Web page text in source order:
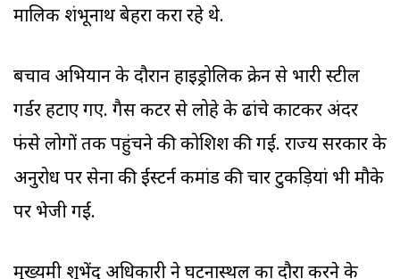
मालिक शंभूनाथ बेहरा करा रहे थे.
बचाव अभियान के दौरान हाइड्रोलिक क्रेन से भारी स्टील
गर्डर हटाए गए. गैस कटर से लोहे के ढांचे काटकर अंदर
फंसे लोगों तक पहुंचने की कोशिश की गई. राज्य सरकार के
अनुरोध पर सेना की ईस्टर्न कमांड की चार टुकड़ियां भी मौके
पर भेजी गईं.
मुख्यमंत्री शुभेंदु अधिकारी ने घटनास्थल का दौरा करने के